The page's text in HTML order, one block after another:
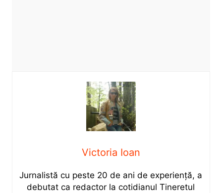
Victoria Ioan
Jurnalistă cu peste 20 de ani de experiență, a
debutat ca redactor la cotidianul Tineretul